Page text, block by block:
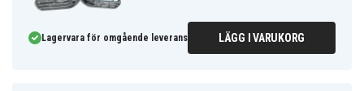
Lagervara för omgående leverans LÄGG I VARUKORG